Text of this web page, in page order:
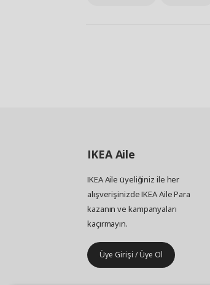
IKEAAile
IKEA Aile üyeliğiniz ile her
alışverişinizde IKEA Aile Para
kazanın ve kampanyaları
kaçırmayın.
Üye Girişi / Üye Ol